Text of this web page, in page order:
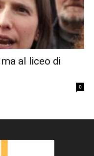
al liceo di
0